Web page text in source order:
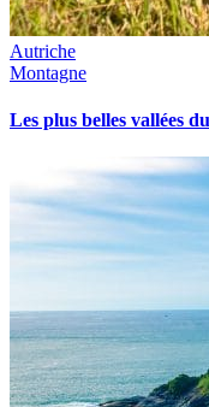
Autriche
Montagne
Les plus belles vallées